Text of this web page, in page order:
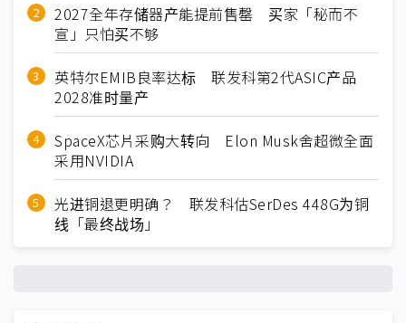
2027全年存储器产能提前售罄 买家「秘而不
宣」只怕买不够
英特尔EMIB良率达标 联发科第2代ASIC产品
2028准时量产
SpaceX芯片采购大转向 Elon Musk舍超微全面
采用NVIDIA
光进铜退更明确？ 联发科估SerDes 448G为铜
线「最终战场」